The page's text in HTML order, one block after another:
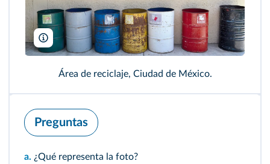
Mariel Corona/Wikimedia
Área de reciclaje, Ciudad de México.
Preguntas
a. ¿Qué representa la foto?